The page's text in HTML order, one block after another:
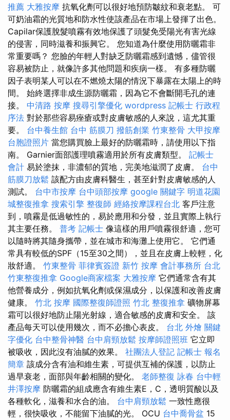
推薦 大雅按摩 抗氧化劑可以很好地預防皺紋和衰老點。 可
可奶油霜的光質地和防水性使該產品在市場上發揮了出色。
Capilar保護脫髮噴霧有效地保護了頭髮免受陽光有害光線
的侵害，同時滋養和振興它。 您知道為什麼使用防曬霜非
常重要嗎？ 您臉的年輕人對缺乏防曬霜感到遺憾，儘管很
容易被防止，就像許多其他問題和疾病一樣。 有多種防曬
因子表明某人可以在不燃燒太陽的情況下暴露在太陽上的時
間。 始終選擇非成生源防曬霜，因為它不會斷開毛孔的連
接。 中清路 按摩 搜尋引擎優化 wordpress 記帳士 行政程
序法 對於那些容易痤瘡或對皮膚敏感的人來說，這尤其重
要。 台中養生館 台中 筋膜刀 撥筋創業 竹東整骨 大甲按摩
台胞證照片 當您購買臉上最好的防曬霜時，請使用以下指
南。 Garnier面部護理噴霧適用於所有皮膚類型。 記帳士
會計 易於塗抹，非濃郁的質地，完美地滋潤了皮膚。 台中
筋膜刀放鬆 該配方由皮膚科醫生，甚至針對皮膚敏感的人
測試。 台中市按摩 台中頭部按摩 google 關鍵字 明道花園
城整復推拿 搜索引擎 整復師 經絡按摩課程台北 客戶注意
到，噴霧是低過敏性的，易於應用和分發，並且實際上執行
其主要任務。 普考 記帳士 像這樣的用戶噴霧很舒適，您可
以隨時將其隨身攜帶，並在城市和海灘上使用它。 它們通
常具有較低的SPF（15至30之間），並且在皮膚上較輕，化
妝舒適。 竹東整骨 菲律賓簽證 新竹 按摩 會計事務所 台北
竹東整復推拿 Google商家檔案 大雅按摩 它們通常含有其
他營養成分，例如抗氧化劑或保濕成分，以保護和改善皮膚
健康。 竹北 按摩 國際整復師證照 竹北 整復推拿 礦物屏幕
霜可以很好地防止陽光射線，適合敏感的皮膚和安全。 該
產品每天可以使用幾次，而不必擔心表皮。 台北 外燴 關鍵
字優化 台中整骨神醫 台中肩頸放鬆 按摩師證照班 它立即
被吸收，因此沒有油膩的效果。 社團法人登記 記帳士 報名
簡章 該成分含有油和維生素，可提供互補的保護，以防止
過早衰老，面部與年齡相關的變化。 老師整復 詠春 台中輕
井澤按摩 防曬霜的組成應含有維生素E，C，透明質酸以及
各種軟化，滋養和水合的油。 台中肩頸放鬆 一致性應很
輕，很快吸收，不能留下油膩的光。 OCU 台中喬骨盆 15